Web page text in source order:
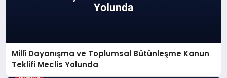
Millî Dayanışma ve Toplumsal Bütünleşme Kanun
Teklifi Meclis Yolunda